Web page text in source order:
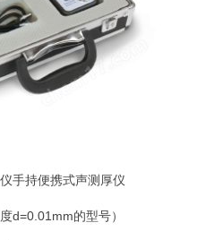
手持便携式声测厚仪
d=0.01mm的型号）